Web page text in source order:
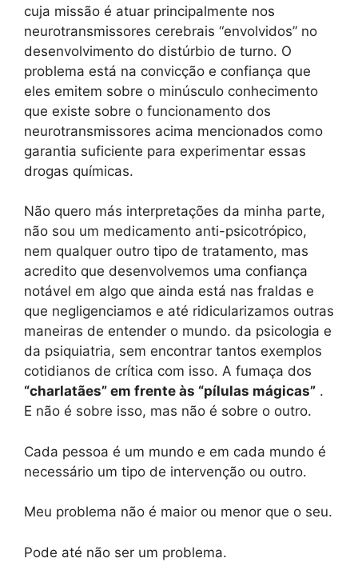
cuja missão é atuar principalmente nos
neurotransmissores cerebrais “envolvidos” no
desenvolvimento do distúrbio de turno. O
problema está na convicção e confiança que
eles emitem sobre o minúsculo conhecimento
que existe sobre o funcionamento dos
neurotransmissores acima mencionados como
garantia suficiente para experimentar essas
drogas químicas.
Não quero más interpretações da minha parte,
não sou um medicamento anti-psicotrópico,
nem qualquer outro tipo de tratamento, mas
acredito que desenvolvemos uma confiança
notável em algo que ainda está nas fraldas e
que negligenciamos e até ridicularizamos outras
maneiras de entender o mundo. da psicologia e
da psiquiatria, sem encontrar tantos exemplos
cotidianos de crítica com isso. A fumaça dos
“charlatães” em frente às “pílulas mágicas” .
E não é sobre isso, mas não é sobre o outro.
Cada pessoa é um mundo e em cada mundo é
necessário um tipo de intervenção ou outro.
Meu problema não é maior ou menor que o seu.
Pode até não ser um problema.